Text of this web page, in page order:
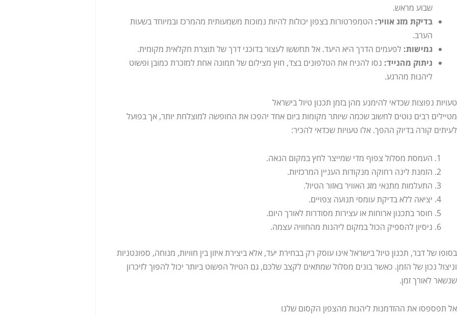
שבוע מראש.
בדיקת מזג אוויר: הטמפרטורות בצפון יכולות להיות נמוכות משמעותית מהמרכז ובמיוחד בשעות
הערב.
גמישות: לפעמים הדרך היא היעד. אל תחששו לעצור בדוכני דרך של תוצרת חקלאית מקומית.
ניתוק מהנייד: נסו להניח את הטלפונים בצד, חוץ מצילום של תמונה אחת למזכרת כמובן ופשוט
ליהנות מהרגע.
טעויות נפוצות שכדאי להימנע מהן בזמן תכנון טיול בישראל
מטיילים רבים נוטים לחשוב שכמה שיותר מקומות ביום אחד יהפכו את החופשה למוצלחת יותר, אך בפועל
לעיתים קורה בדיוק ההפך. אלו טעויות שכדאי להכיר:
העמסת מסלול צפוף מדי שמייצר לחץ במקום הנאה.
הזמנת לינה רחוקה מנקודות העניין המרכזיות.
התעלמות מתנאי מזג האוויר באזור הטיול.
יציאה ללא בדיקת עומסי תנועה צפויים.
חוסר בתכנון ארוחות או עצירות מסודרות לאורך היום.
ניסיון להספיק הכול במקום ליהנות מהחוויה עצמה.
בסופו של דבר, תכנון טיול בישראל אינו עוסק רק בבחירת יעד, אלא ביצירת איזון בין חוויות, מנוחה, ספונטניות
וניצול נכון של הזמן. כאשר בונים מסלול שמתאים לקצב שלכם, גם הטיול הפשוט ביותר יכול להפוך לזיכרון
שנשאר לאורך זמן.
אל תפספסו את ההזדמנות ליהנות מהצפון הקסום שלנו